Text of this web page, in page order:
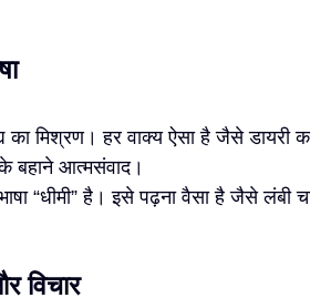
का मिश्रण। हर वाक्य ऐसा है जैसे डायरी
के बहाने आत्मसंवाद।
“धीमी” है। इसे पढ़ना वैसा है जैसे लंबी
विचार